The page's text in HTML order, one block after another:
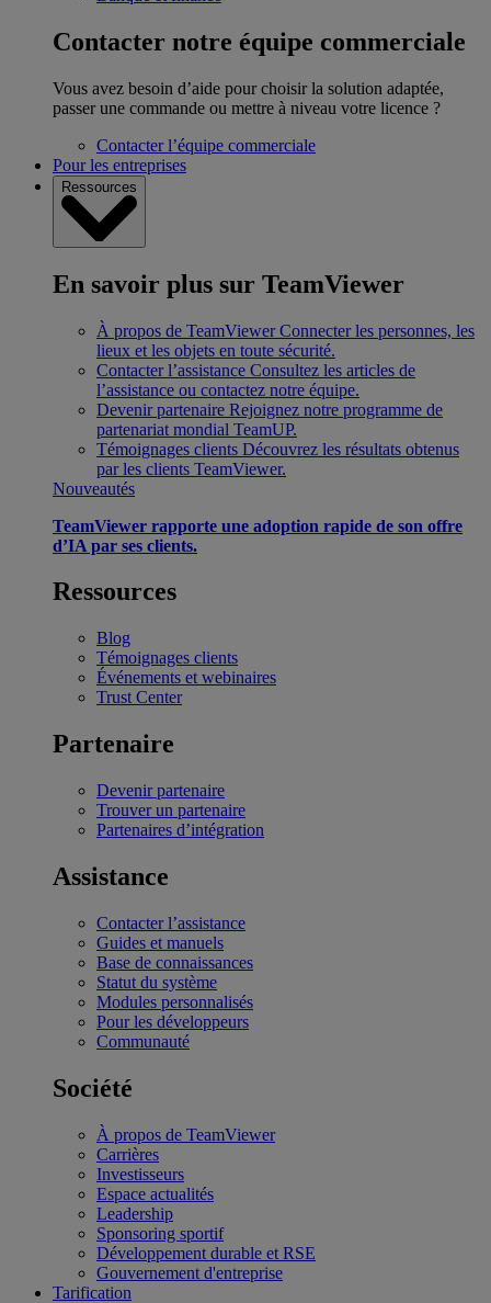
Contacter notre équipe commerciale
Vous avez besoin d’aide pour choisir la solution adaptée,
passer une commande ou mettre à niveau votre licence ?
Contacter l’équipe commerciale
Pour les entreprises
Ressources
En savoir plus sur TeamViewer
À propos de TeamViewer Connecter les personnes, les
lieux et les objets en toute sécurité.
Contacter l’assistance Consultez les articles de
l’assistance ou contactez notre équipe.
Devenir partenaire Rejoignez notre programme de
partenariat mondial TeamUP.
Témoignages clients Découvrez les résultats obtenus
par les clients TeamViewer.
Nouveautés
TeamViewer rapporte une adoption rapide de son offre
d’IA par ses clients.
Ressources
Blog
Témoignages clients
Événements et webinaires
Trust Center
Partenaire
Devenir partenaire
Trouver un partenaire
Partenaires d’intégration
Assistance
Contacter l’assistance
Guides et manuels
Base de connaissances
Statut du système
Modules personnalisés
Pour les développeurs
Communauté
Société
À propos de TeamViewer
Carrières
Investisseurs
Espace actualités
Leadership
Sponsoring sportif
Développement durable et RSE
Gouvernement d'entreprise
Tarification